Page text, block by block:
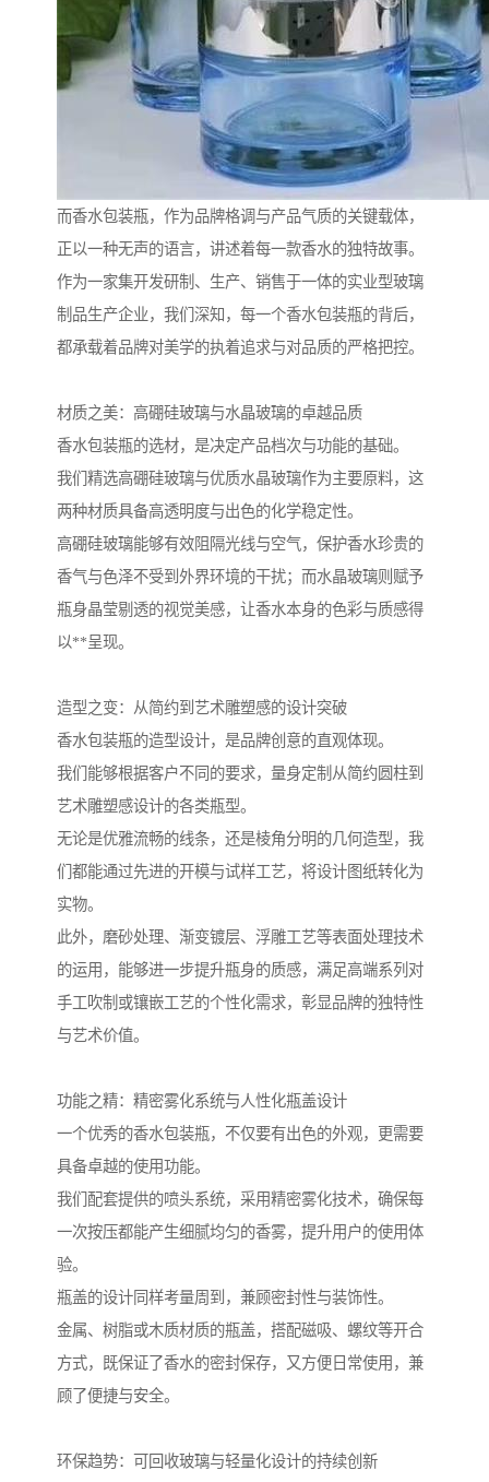
而香水包装瓶，作为品牌格调与产品气质的关键载体，
正以一种无声的语言，讲述着每一款香水的独特故事。
作为一家集开发研制、生产、销售于一体的实业型玻璃
制品生产企业，我们深知，每一个香水包装瓶的背后，
都承载着品牌对美学的执着追求与对品质的严格把控。
材质之美：高硼硅玻璃与水晶玻璃的卓越品质
香水包装瓶的选材，是决定产品档次与功能的基础。
我们精选高硼硅玻璃与优质水晶玻璃作为主要原料，这
两种材质具备高透明度与出色的化学稳定性。
高硼硅玻璃能够有效阻隔光线与空气，保护香水珍贵的
香气与色泽不受到外界环境的干扰；而水晶玻璃则赋予
瓶身晶莹剔透的视觉美感，让香水本身的色彩与质感得
以**呈现。
造型之变：从简约到艺术雕塑感的设计突破
香水包装瓶的造型设计，是品牌创意的直观体现。
我们能够根据客户不同的要求，量身定制从简约圆柱到
艺术雕塑感设计的各类瓶型。
无论是优雅流畅的线条，还是棱角分明的几何造型，我
们都能通过先进的开模与试样工艺，将设计图纸转化为
实物。
此外，磨砂处理、渐变镀层、浮雕工艺等表面处理技术
的运用，能够进一步提升瓶身的质感，满足高端系列对
手工吹制或镶嵌工艺的个性化需求，彰显品牌的独特性
与艺术价值。
功能之精：精密雾化系统与人性化瓶盖设计
一个优秀的香水包装瓶，不仅要有出色的外观，更需要
具备卓越的使用功能。
我们配套提供的喷头系统，采用精密雾化技术，确保每
一次按压都能产生细腻均匀的香雾，提升用户的使用体
验。
瓶盖的设计同样考量周到，兼顾密封性与装饰性。
金属、树脂或木质材质的瓶盖，搭配磁吸、螺纹等开合
方式，既保证了香水的密封保存，又方便日常使用，兼
顾了便捷与安全。
环保趋势：可回收玻璃与轻量化设计的持续创新